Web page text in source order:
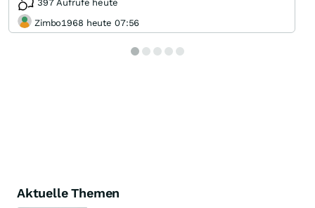
397 Aufrufe heute
Zimbo1968 heute 07:56
Aktuelle Themen